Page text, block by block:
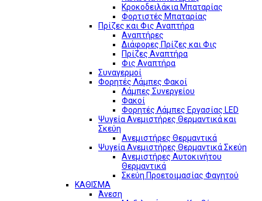
Κροκοδειλάκια Μπαταρίας
Φορτιστές Μπαταρίας
Πρίζες και Φις Αναπτήρα
Αναπτήρες
Διάφορες Πρίζες και Φις
Πρίζες Αναπτήρα
Φις Αναπτήρα
Συναγερμοί
Φορητές Λάμπες Φακοί
Λάμπες Συνεργείου
Φακοί
Φορητές Λάμπες Εργασίας LED
Ψυγεία Ανεμιστήρες Θερμαντικά και
Σκεύη
Ανεμιστήρες Θερμαντικά
Ψυγεία Ανεμιστήρες Θερμαντικά Σκεύη
Ανεμιστήρες Αυτοκινήτου
Θερμαντικά
Σκεύη Προετοιμασίας Φαγητού
ΚΑΘΙΣΜΑ
Άνεση